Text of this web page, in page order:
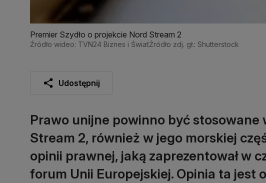
Premier Szydło o projekcie Nord Stream 2
Źródło wideo: TVN24 Biznes i ŚwiatŹródło zdj. gł.: Shutterstock
Udostępnij
Prawo unijne powinno być stosowane
Stream 2, również w jego morskiej
opinii prawnej, jaką zaprezentował w
forum Unii Europejskiej. Opinia ta jest